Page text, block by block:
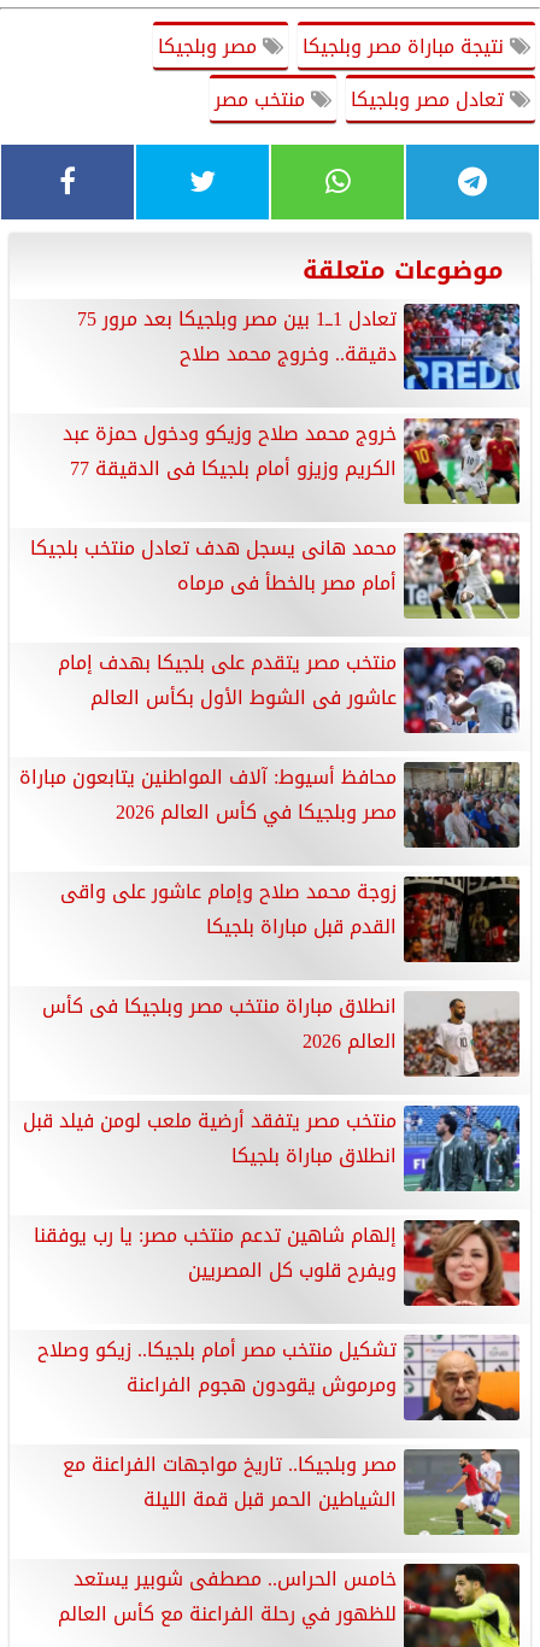
نتيجة مباراة مصر وبلجيكا
مصر وبلجيكا
تعادل مصر وبلجيكا
منتخب مصر
موضوعات متعلقة
تعادل 1ــ1 بين مصر وبلجيكا بعد مرور 75
دقيقة.. وخروج محمد صلاح
خروج محمد صلاح وزيكو ودخول حمزة عبد
الكريم وزيزو أمام بلجيكا فى الدقيقة 77
محمد هانى يسجل هدف تعادل منتخب بلجيكا
أمام مصر بالخطأ فى مرماه
منتخب مصر يتقدم على بلجيكا بهدف إمام
عاشور فى الشوط الأول بكأس العالم
محافظ أسيوط: آلاف المواطنين يتابعون مباراة
مصر وبلجيكا في كأس العالم 2026
زوجة محمد صلاح وإمام عاشور على واقى
القدم قبل مباراة بلجيكا
انطلاق مباراة منتخب مصر وبلجيكا فى كأس
العالم 2026
منتخب مصر يتفقد أرضية ملعب لومن فيلد قبل
انطلاق مباراة بلجيكا
إلهام شاهين تدعم منتخب مصر: يا رب يوفقنا
ويفرح قلوب كل المصريين
تشكيل منتخب مصر أمام بلجيكا.. زيكو وصلاح
ومرموش يقودون هجوم الفراعنة
مصر وبلجيكا.. تاريخ مواجهات الفراعنة مع
الشياطين الحمر قبل قمة الليلة
خامس الحراس.. مصطفى شوبير يستعد
للظهور في رحلة الفراعنة مع كأس العالم